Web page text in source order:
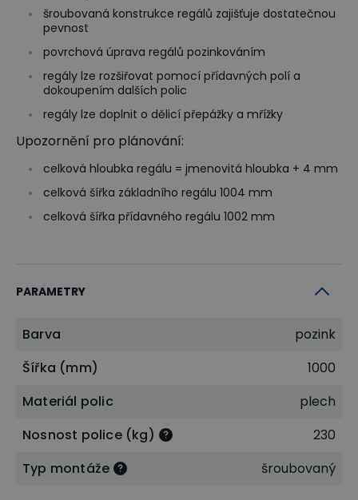
šroubovaná konstrukce regálů zajišťuje dostatečnou
pevnost
povrchová úprava regálů pozinkováním
regály lze rozšiřovat pomocí přídavných polí a
dokoupením dalších polic
regály lze doplnit o dělicí přepážky a mřížky
Upozornění pro plánování:
celková hloubka regálu = jmenovitá hloubka + 4 mm
celková šířka základního regálu 1004 mm
celková šířka přídavného regálu 1002 mm
PARAMETRY
Barva
pozink
Šířka (mm)
1000
Materiál polic
plech
Nosnost police (kg)
230
Typ montáže
šroubovaný